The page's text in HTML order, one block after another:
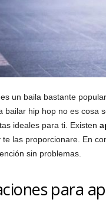
un baila bastante
bailar hip hop no es cosa
ideales para ti. Existen
te las proporcionare. En
sin problemas.
para